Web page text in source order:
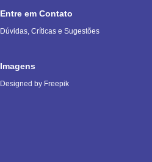
Entre em Contato
Dúvidas, Críticas e Sugestões
Imagens
Designed by Freepik